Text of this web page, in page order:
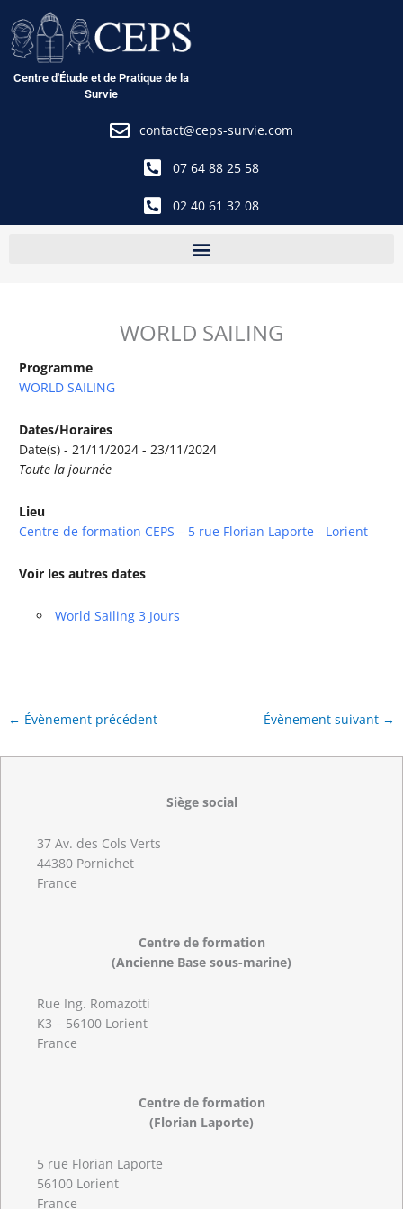
au
contenu
Centre d'Étude et de Pratique de la
Survie
contact@ceps-survie.com
07 64 88 25 58
02 40 61 32 08
WORLD SAILING
Programme
WORLD SAILING
Dates/Horaires
Date(s) - 21/11/2024 - 23/11/2024
Toute la journée
Lieu
Centre de formation CEPS – 5 rue Florian Laporte - Lorient
Voir les autres dates
World Sailing 3 Jours
← Évènement précédent Évènement suivant →
Siège social
37 Av. des Cols Verts
44380 Pornichet
France
Centre de formation
(Ancienne Base sous-marine)
Rue Ing. Romazotti
K3 – 56100 Lorient
France
Centre de formation
(Florian Laporte)
5 rue Florian Laporte
56100 Lorient
France